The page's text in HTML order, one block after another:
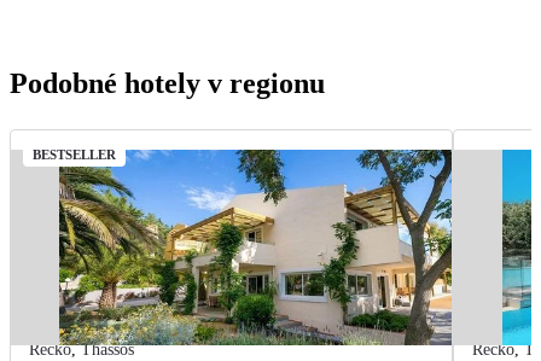
Podobné hotely v regionu
BESTSELLER
Řecko,Thassos Řecko,